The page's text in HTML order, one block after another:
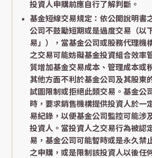
投資人申購前應自行了解判斷。
基金短線交易規定：依公開說明書
公司不鼓勵短期或是過度交易（以
易」），當基金公司或股務代理機
之交易可能妨礙基金投資組合效率
質增加基金交易成本、管理成本或
其他方面不利於基金公司及其股東
試圖限制或拒絕此類交易。基金公
時，要求銷售機構提供投資人於一
易紀錄，以便基金公司監控可能涉
投資人。當投資人之交易行為被認
易，基金公司可能暫時或是永久禁
之申購，或是限制該投資人以後任